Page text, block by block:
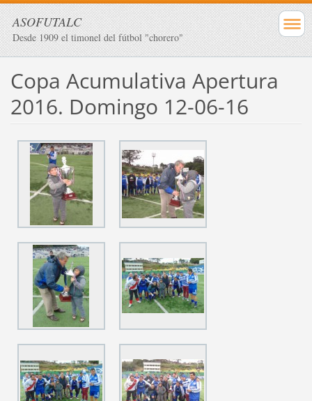
ASOFUTALC
Desde 1909 el timonel del fútbol "chorero"
Copa Acumulativa Apertura
2016. Domingo 12-06-16